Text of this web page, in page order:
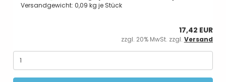
Versandgewicht:0,09 kg je Stück
17,42 EUR
zzgl. 20% MwSt. zzgl. Versand